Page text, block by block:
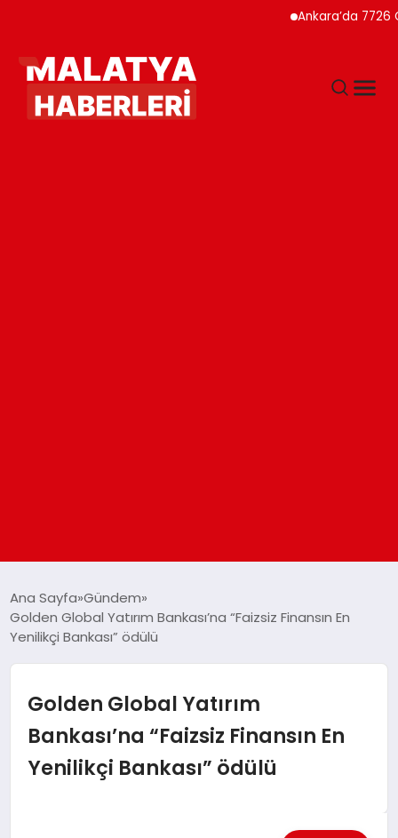
Ankara’da 7726
GÜNDEM
DÜNYA
EĞITIM
Ana Sayfa Gündem
Golden Global Yatırım Bankası’na “Faizsiz Finansın En
Yenilikçi Bankası” ödülü
Golden Global Yatırım
Bankası’na “Faizsiz Finansın En
Yenilikçi Bankası” ödülü